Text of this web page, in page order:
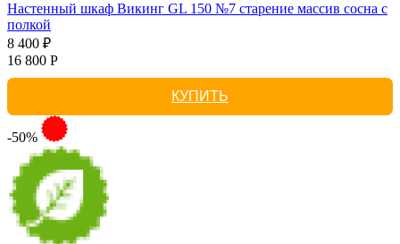
Настенный шкаф Викинг GL 150 №7 старение массив сосна с
полкой
8 400 ₽
16 800 Р
КУПИТЬ
-50%